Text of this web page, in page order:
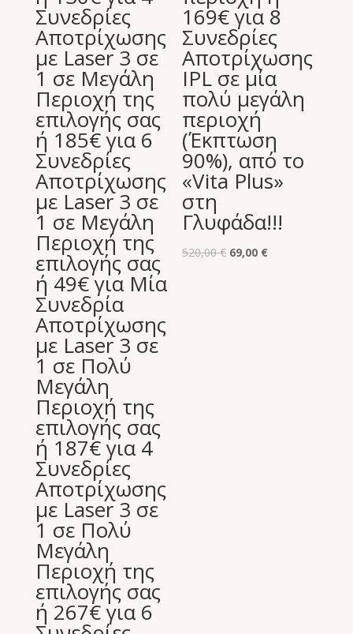
Συνεδρίες
Αποτρίχωσης
με Laser 3 σε
1 σε Μεγάλη
Περιοχή της
επιλογής σας
ή 185€ για 6
Συνεδρίες
Αποτρίχωσης
με Laser 3 σε
1 σε Μεγάλη
Περιοχή της
επιλογής σας
ή 49€ για Μία
Συνεδρία
Αποτρίχωσης
με Laser 3 σε
1 σε Πολύ
Μεγάλη
Περιοχή της
επιλογής σας
ή 187€ για 4
Συνεδρίες
Αποτρίχωσης
με Laser 3 σε
1 σε Πολύ
Μεγάλη
Περιοχή της
επιλογής σας
ή 267€ για 6
169€ για 8
Συνεδρίες
Αποτρίχωσης
IPL σε μία
πολύ μεγάλη
περιοχή
(Έκπτωση
90%), από το
«Vita Plus»
στη
Γλυφάδα!!!
520,00€ Original
69,00 €